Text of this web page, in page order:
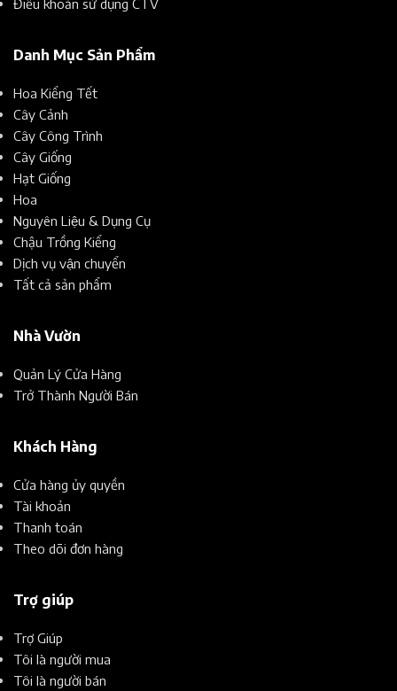
Điều khoản sử dụng CTV
Danh Mục Sản Phẩm
Hoa Kiểng Tết
Cây Cảnh
Cây Công Trình
Cây Giống
Hạt Giống
Hoa
Nguyên Liệu & Dụng Cụ
Chậu Trồng Kiểng
Dịch vụ vận chuyển
Tất cả sản phẩm
Nhà Vườn
Quản Lý Cửa Hàng
Trở Thành Người Bán
Khách Hàng
Cửa hàng ủy quyền
Tài khoản
Thanh toán
Theo dõi đơn hàng
Trợ giúp
Trợ Giúp
Tôi là người mua
Tôi là người bán